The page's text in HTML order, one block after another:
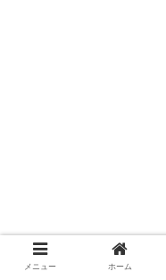
メニュー ホーム